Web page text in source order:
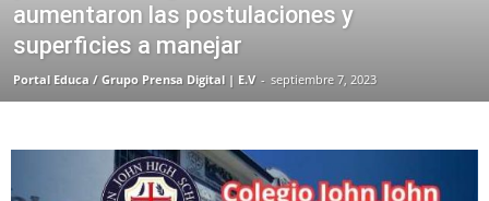
aumentaron las postulaciones y
superficies a manejar
Portal Educa / Grupo Prensa Digital | E.V - septiembre 7, 2023